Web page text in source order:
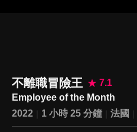
不離職冒險王
7.1
Employee of the Month
2022
1 小時 25 分鐘 法國